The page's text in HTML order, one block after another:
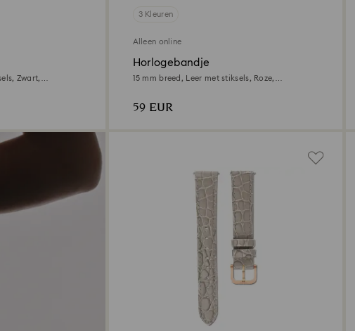
Zwart,
3 Kleuren
Alleen online
Horlogebandje
15 mm breed, Leer met stiksels, Roze,
59 EUR